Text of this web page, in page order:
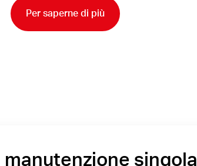
Per saperne di più
manutenzione singola